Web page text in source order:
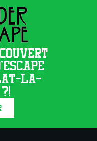
LA-